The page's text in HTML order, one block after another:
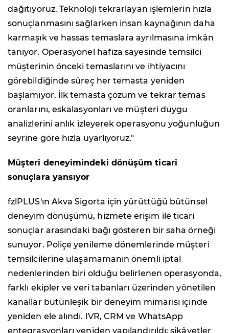
dağıtıyoruz. Teknoloji tekrarlayan işlemlerin hızla
sonuçlanmasını sağlarken insan kaynağının daha
karmaşık ve hassas temaslara ayrılmasına imkân
tanıyor. Operasyonel hafıza sayesinde temsilci
müşterinin önceki temaslarını ve ihtiyacını
görebildiğinde süreç her temasta yeniden
başlamıyor. İlk temasta çözüm ve tekrar temas
oranlarını, eskalasyonları ve müşteri duygu
analizlerini anlık izleyerek operasyonu yoğunluğun
seyrine göre hızla uyarlıyoruz."
Müşteri deneyimindeki dönüşüm ticari
sonuçlara yansıyor
fzlPLUS'ın Akva Sigorta için yürüttüğü bütünsel
deneyim dönüşümü, hizmete erişim ile ticari
sonuçlar arasındaki bağı gösteren bir saha örneği
sunuyor. Poliçe yenileme dönemlerinde müşteri
temsilcilerine ulaşamamanın önemli iptal
nedenlerinden biri olduğu belirlenen operasyonda,
farklı ekipler ve veri tabanları üzerinden yönetilen
kanallar bütünleşik bir deneyim mimarisi içinde
yeniden ele alındı. IVR, CRM ve WhatsApp
entegrasyonları yeniden yapılandırıldı; şikâyetler